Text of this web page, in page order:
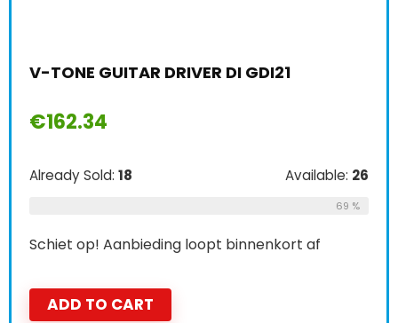
V-TONE GUITAR DRIVER DI GDI21
€162.34
Already Sold: 18 Available: 26
69 %
Schiet op! Aanbieding loopt binnenkort af
ADD TO CART